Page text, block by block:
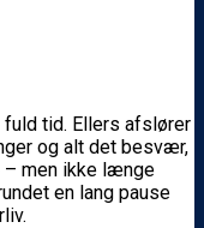
tid. Ellers afslører
og alt det besvær,
– men ikke længe
en lang pause